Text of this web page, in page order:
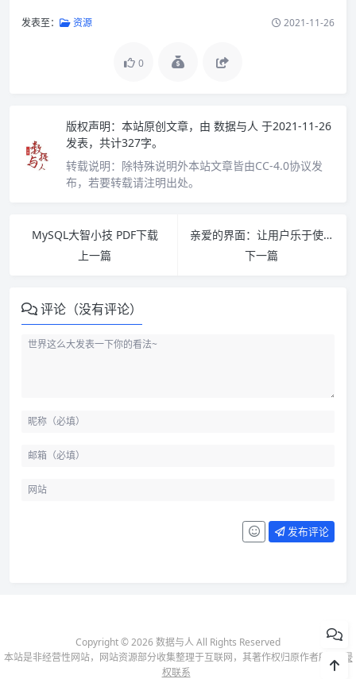
发表至： 资源 2021-11-26
0
版权声明： 本站原创文章，由 数据与人 于2021-11-26
发表，共计327字。
转载说明： 除特殊说明外本站文章皆由CC-4.0协议发
布，若要转载请注明出处。
MySQL大智小技 PDF下载
上一篇
亲爱的界面：让用户乐于使用、爱不释手 pdf下载
下一篇
评论（没有评论）
发布评论
Copyright © 2026 数据与人 All Rights Reserved
本站是非经营性网站，网站资源部分收集整理于互联网，其著作权归原作者所有-
侵
权联系